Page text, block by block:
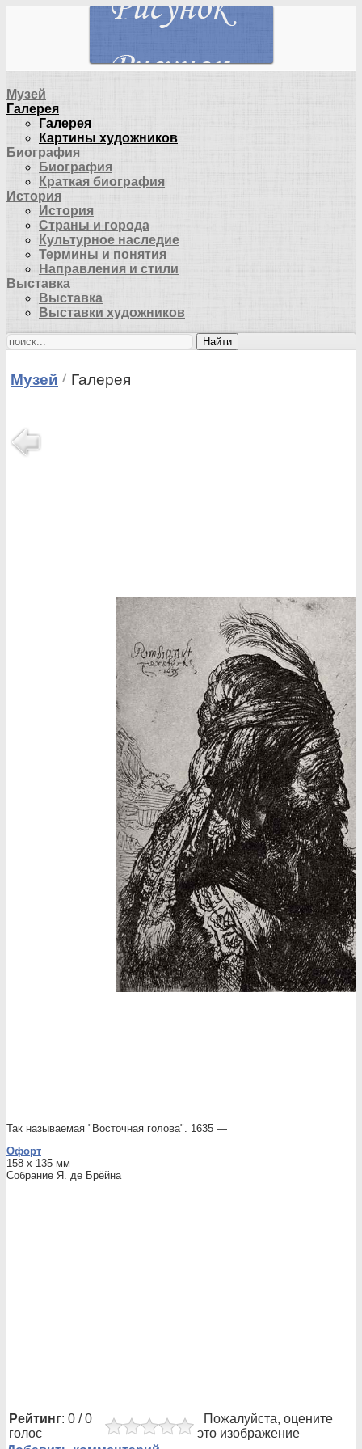
Музей
Галерея
Галерея
Картины художников
Биография
Биография
Краткая биография
История
История
Страны и города
Культурное наследие
Термины и понятия
Направления и стили
Выставка
Выставка
Выставки художников
Найти
Музей Галерея
Так называемая "Восточная голова". 1635 —
Офорт
158 x 135 мм
Собрание Я. де Брёйна
Рейтинг: 0 / 0
голос
Пожалуйста, оцените
это изображение